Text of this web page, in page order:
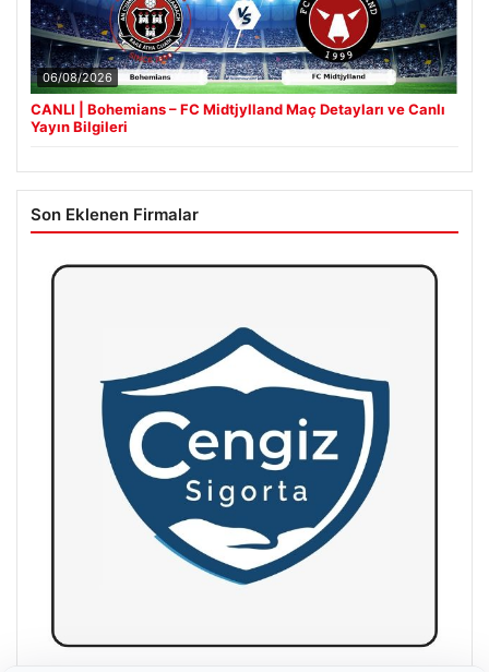
06/08/2026
CANLI | Bohemians – FC Midtjylland Maç Detayları ve Canlı
Yayın Bilgileri
Son Eklenen Firmalar